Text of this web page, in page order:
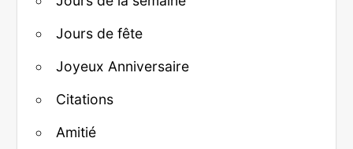
Jours de fête
Joyeux Anniversaire
Citations
Amitié